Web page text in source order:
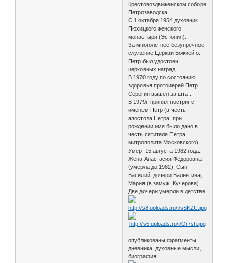
Крестовоздвиженском соборе
Петрозаводска.
С 1 октября 1954 духовник
Пюхицкого женского
монастыря (Эстония).
За многолетнее безупречное
служение Церкви Божией о.
Петр был удостоен
церковных наград.
В 1970 году по состоянию
здоровья протоиерей Петр
Серегин вышел за штат.
В 1979г. принял постриг с
именем Петр (в честь
апостола Петра; при
рождении имя было дано в
честь сятителя Петра,
митрополита Московского).
Умер 15 августа 1982 года.
Жена Анастасия Федоровна
(умерла до 1982). Сын
Василий, дочери Валентина,
Мария (в замуж. Кучерова).
Две дочери умерли в детстве.
опубликованы фрагменты
дневника, духовные мысли,
биография.